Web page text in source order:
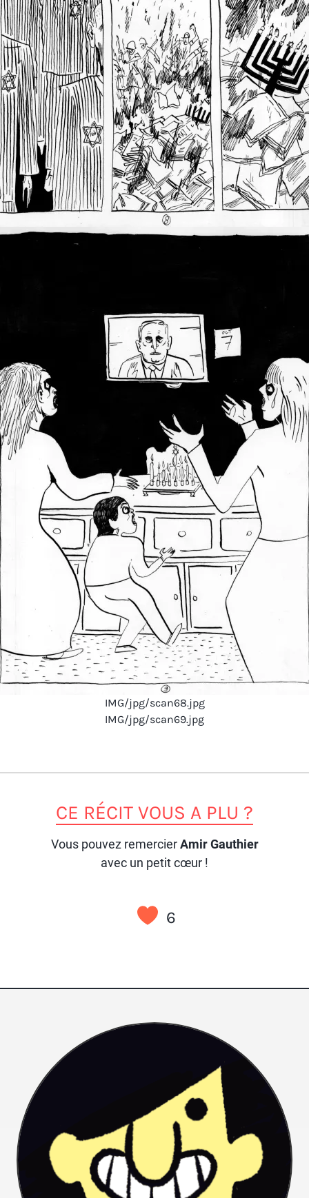
IMG/jpg/scan68.jpg
IMG/jpg/scan69.jpg
CE RÉCIT VOUS A PLU ?
Vous pouvez remercierAmir Gauthier
avec un petit cœur !
6